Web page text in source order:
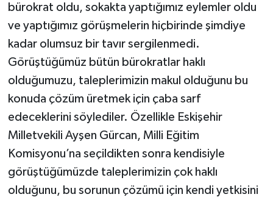
bürokrat oldu, sokakta yaptığımız eylemler oldu
ve yaptığımız görüşmelerin hiçbirinde şimdiye
kadar olumsuz bir tavır sergilenmedi.
Görüştüğümüz bütün bürokratlar haklı
olduğumuzu, taleplerimizin makul olduğunu bu
konuda çözüm üretmek için çaba sarf
edeceklerini söylediler. Özellikle Eskişehir
Milletvekili Ayşen Gürcan, Milli Eğitim
Komisyonu’na seçildikten sonra kendisiyle
görüştüğümüzde taleplerimizin çok haklı
olduğunu, bu sorunun çözümü için kendi yetkisini